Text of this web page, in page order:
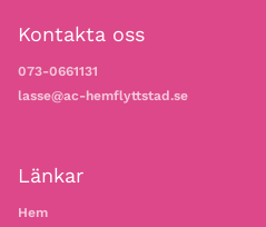
Kontakta oss
073-0661131
lasse@ac-hemflyttstad.se
Länkar
Hem